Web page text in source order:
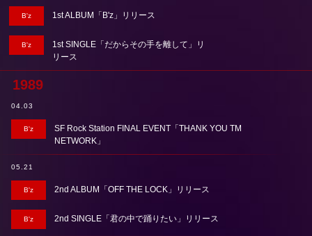
B'z 1st ALBUM「B'z」リリース
B'z
1st SINGLE「だからその手を離して」リ
リース
1989
04.03
B'z
SF Rock Station FINAL EVENT「THANK YOU TM
NETWORK」
05.21
B'z 2nd ALBUM「OFF THE LOCK」リリース
B'z 2nd SINGLE「君の中で踊りたい」リリース